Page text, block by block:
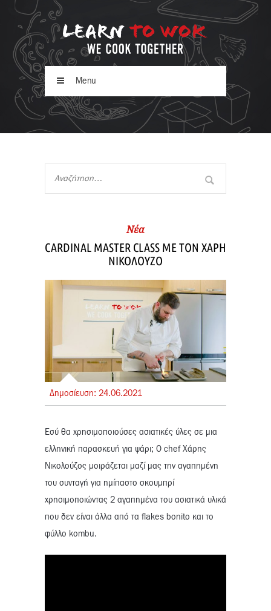
Menu
Νέα
CARDINAL MASTER CLASS ΜΕ ΤΟΝ ΧΑΡΗ
ΝΙΚΟΛΟΥΖΟ
Δημοσίευση: 24.06.2021
Εσύ θα χρησιμοποιούσες ασιατικές ύλες σε μια
ελληνική παρασκευή για ψάρι; Ο chef Χάρης
Νικολούζος μοιράζεται μαζί μας την αγαπημένη
του συνταγή για ημίπαστο σκουμπρί
χρησιμοποιώντας 2 αγαπημένα του ασιατικά υλικά
που δεν είναι άλλα από τα flakes bonito και το
φύλλο kombu.